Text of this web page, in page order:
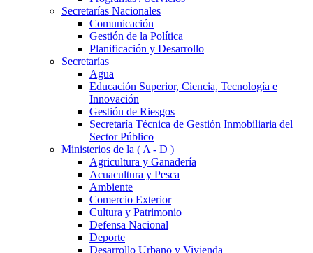
Secretarías Nacionales
Comunicación
Gestión de la Política
Planificación y Desarrollo
Secretarías
Agua
Educación Superior, Ciencia, Tecnología e
Innovación
Gestión de Riesgos
Secretaría Técnica de Gestión Inmobiliaria del
Sector Público
Ministerios de la ( A - D )
Agricultura y Ganadería
Acuacultura y Pesca
Ambiente
Comercio Exterior
Cultura y Patrimonio
Defensa Nacional
Deporte
Desarrollo Urbano y Vivienda